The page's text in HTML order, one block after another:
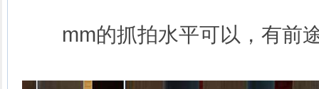
mm的抓拍水平可以，有前